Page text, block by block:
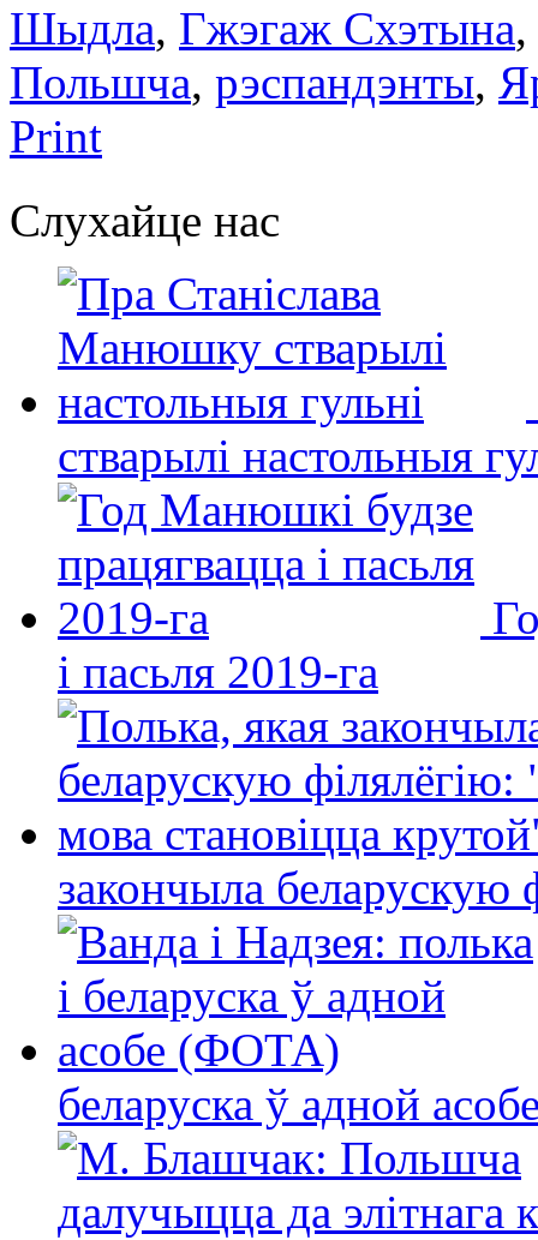
Шыдла, Гжэгаж Схэтына,
Польшчa, рэспандэнты,
Print
Слухайце нас
стварылі настольныя
і пасьля 2019-га
закончыла беларускую
беларуска ў адной